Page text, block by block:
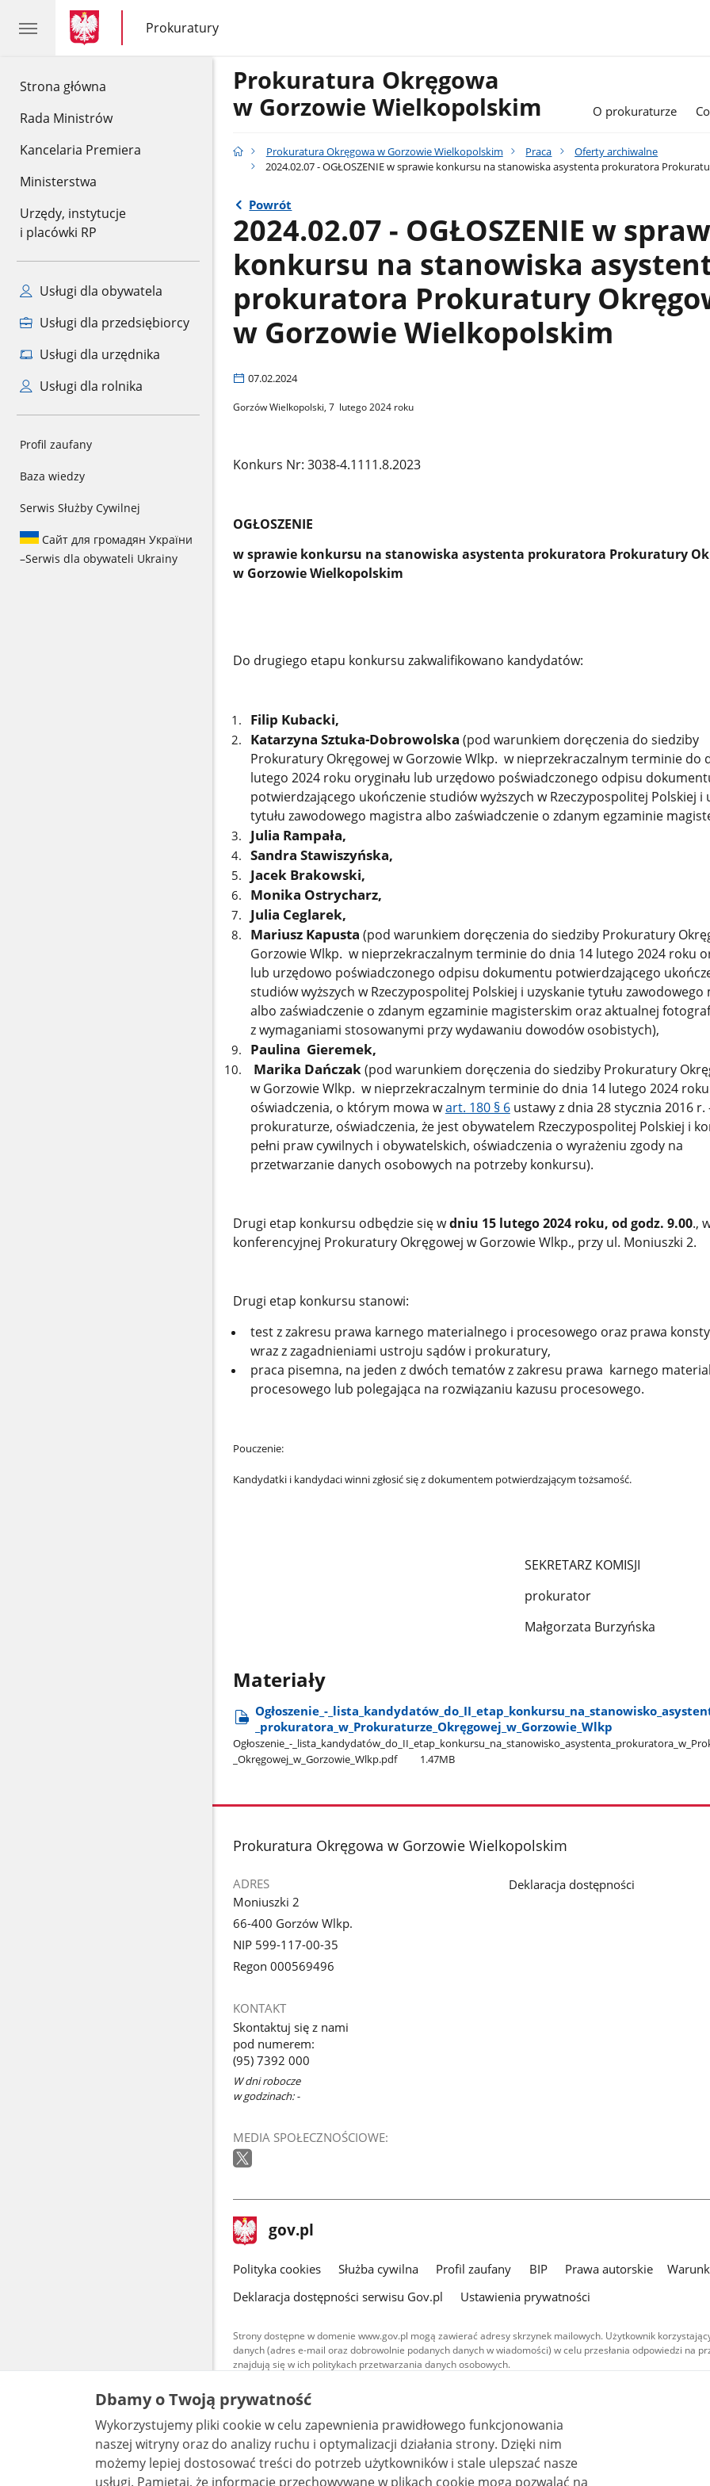
Strona główna
Rada Ministrów
Kancelaria Premiera
Ministerstwa
Urzędy, instytucje
i placówki RP
Usługi dla obywatela
Usługi dla przedsiębiorcy
Usługi dla urzędnika
Usługi dla rolnika
Profil zaufany
Baza wiedzy
Serwis Służby Cywilnej
Сайт для громадян України
–Serwis dla obywateli Ukrainy
gov.pl
gov.pl
Prokuratury
gov.pl
Prokuratury
Prokuratura Okręgowa
w Gorzowie Wielkopolskim
O prokuraturze
Prokuratura Okręgowa w Gorzowie Wielkopolskim Praca
Oferty archiwalne
2024.02.07 - OGŁOSZENIE w sprawie konkursu na stanowiska asystenta prokuratora
Powrót
2024.02.07 - OGŁOSZENIE w
konkursu na stanowiska
prokuratora Prokuratury
w Gorzowie Wielkopolskim
07.02.2024
Gorzów Wielkopolski, 7 lutego2024roku
Konkurs Nr: 3038-4.1111.8.2023
OGŁOSZENIE
w sprawie konkursu na stanowiska asystenta prokuratora Prokuratury
w Gorzowie Wielkopolskim
Do drugiego etapu konkursu zakwalifikowano kandydatów:
Filip Kubacki,
Katarzyna Sztuka-Dobrowolska (pod warunkiem doręczenia do siedziby
Prokuratury Okręgowej w Gorzowie Wlkp. w nieprzekraczalnym terminie do
lutego 2024 roku oryginału lub urzędowo poświadczonego odpisu
potwierdzającego ukończenie studiów wyższych w Rzeczypospolitej Polskiej i
tytułu zawodowego magistra albo zaświadczenie o zdanym egzaminie
Julia Rampała,
Sandra Stawiszyńska,
Jacek Brakowski,
Monika Ostrycharz,
Julia Ceglarek,
Mariusz Kapusta (pod warunkiem doręczenia do siedziby Prokuratury
Gorzowie Wlkp. w nieprzekraczalnym terminie do dnia 14 lutego 2024 roku
lub urzędowo poświadczonego odpisu dokumentu potwierdzającego
studiów wyższych w Rzeczypospolitej Polskiej i uzyskanie tytułu zawodowego
albo zaświadczenie o zdanym egzaminie magisterskim oraz aktualnej
z wymaganiami stosowanymi przy wydawaniu dowodów osobistych),
Paulina Gieremek,
Marika Dańczak(pod warunkiem doręczenia do siedziby Prokuratury
w Gorzowie Wlkp. w nieprzekraczalnym terminie do dnia 14 lutego 2024 roku
oświadczenia, o którym mowa wart. 180 § 6ustawy z dnia 28 stycznia 2016 r.
prokuraturze, oświadczenia, że jest obywatelem Rzeczypospolitej Polskiej i
pełni praw cywilnych i obywatelskich, oświadczenia o wyrażeniu zgody na
przetwarzanie danych osobowych na potrzeby konkursu).
Drugi etap konkursu odbędzie się wdniu 15 lutego 2024 roku, od godz. 9.00.,
konferencyjnej Prokuratury Okręgowej w Gorzowie Wlkp., przy ul. Moniuszki 2.
Drugi etap konkursu stanowi:
test z zakresu prawa karnego materialnego i procesowego oraz prawa
wraz z zagadnieniami ustroju sądów i prokuratury,
praca pisemna, na jeden z dwóch tematów z zakresu prawa karnego
procesowego lub polegająca na rozwiązaniu kazusu procesowego.
Pouczenie:
Kandydatki i kandydaci winni zgłosić się z dokumentem potwierdzającym tożsamość.
SEKRETARZ KOMISJI
prokurator
Małgorzata Burzyńska
Materiały
Ogłoszenie​_-​
_prokuratora​_w​_Prokuraturze​_Okręgowej​_w​_Gorzowie​_Wlkp
Ogłoszenie​_-​
_Okręgowej​_w​_Gorzowie​_Wlkp.pdf
1.47MB
stopka
Prokuratura Okręgowa w Gorzowie Wielkopolskim
ADRES
Moniuszki 2
66-400 Gorzów Wlkp.
NIP 599-117-00-35
Regon 000569496
KONTAKT
Skontaktuj się z nami
pod numerem:
(95) 7392 000
W dni robocze
w godzinach: -
MEDIA SPOŁECZNOŚCIOWE:
Deklaracja dostępności
stopka
gov.pl Strona
gov.pl
gov.pl
Polityka cookies Służba cywilna Profil zaufany BIP Prawa autorskie
Deklaracja dostępności serwisu Gov.pl
Ustawienia prywatności
Strony dostępne w domenie www.gov.pl mogą zawierać adresy skrzynek mailowych. Użytkownik
danych (adres e-mail oraz dobrowolnie podanych danych w wiadomości) w celu przesłania odpowiedzi na
znajdują się w ich politykach przetwarzania danych osobowych.
Treści tekstowe publikowane w serwisie (z wyłączeniem treści audiowizualnych), są
udostępniane na licencji typu Creative Commons: uznanie autorstwa - na tych samych
warunkach 4.0 (CC BY-SA 4.0). Materiały audiowizualne, w tym zdjęcia, materiały audio i wideo,
są udostępniane na licencji typu Creative Commons: uznanie autorstwa użycie niekomercyjne -
bez utworów zależnych 4.0 (CC BY-NC-ND 4.0), o ile nie jest to stwierdzone inaczej.
Dbamy o Twoją prywatność
Wykorzystujemy pliki cookie w celu zapewnienia prawidłowego funkcjonowania
naszej witryny oraz do analizy ruchu i optymalizacji działania strony. Dzięki nim
możemy lepiej dostosować treści do potrzeb użytkowników i stale ulepszać nasze
usługi. Pamiętaj, że informacje przechowywane w plikach cookie mogą pozwalać na